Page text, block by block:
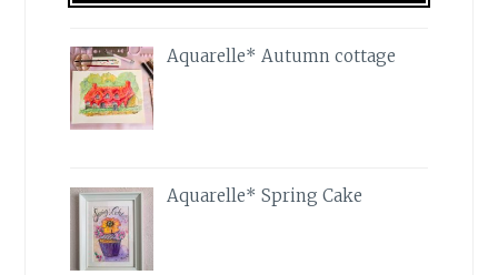
Aquarelle* Autumn cottage
Aquarelle* Spring Cake